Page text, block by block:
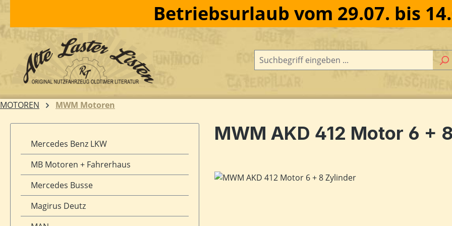
Betriebsurlaub vom 29.07. bis
MOTOREN MWM Motoren
Mercedes Benz LKW
MB Motoren + Fahrerhaus
Mercedes Busse
Magirus Deutz
MWM AKD 412 Motor 6 +
Bildergalerie überspringen